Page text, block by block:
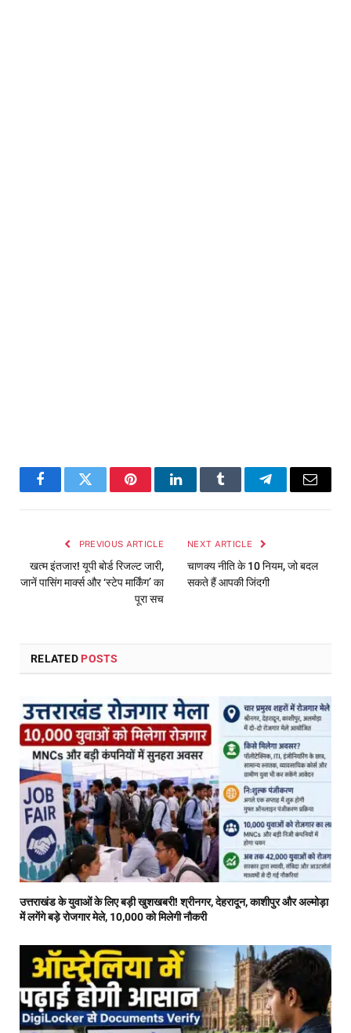
FacebookTwitter PinterestLinkedInTumblr TelegramEmail
PREVIOUS ARTICLE
खत्म इंतजार! यूपी बोर्ड रिजल्ट जारी,
जानें पासिंग मार्क्स और ‘स्टेप मार्किंग’ का
पूरा सच
NEXT ARTICLE
चाणक्य नीति के 10 नियम, जो बदल
सकते हैं आपकी जिंदगी
RELATED POSTS
उत्तराखंड के युवाओं के लिए बड़ी खुशखबरी! श्रीनगर, देहरादून, काशीपुर और अल्मोड़ा
में लगेंगे बड़े रोजगार मेले, 10,000 को मिलेगी नौकरी